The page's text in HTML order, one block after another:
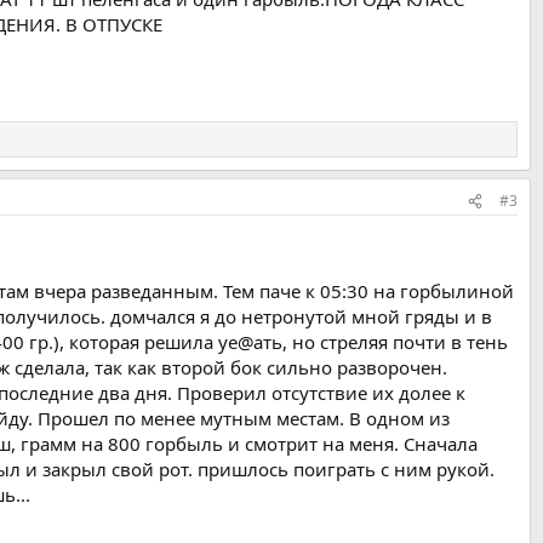
В ОТПУСКЕ
#3
вчера разведанным. Тем паче к 05:30 на горбылиной
домчался я до нетронутой мной гряды и в
гр.), которая решила уе@ать, но стреляя почти в тень
так как второй бок сильно разворочен.
два дня. Проверил отсутствие их долее к
Прошел по менее мутным местам. В одном из
грамм на 800 горбыль и смотрит на меня. Сначала
и закрыл свой рот. пришлось поиграть с ним рукой.